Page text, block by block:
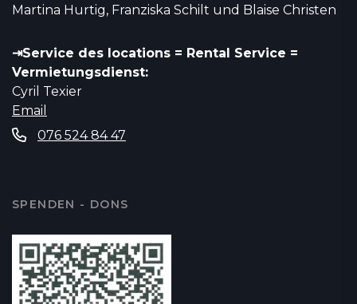
Martina Hurtig, Franziska Schilt und Blaise Christen
⇥Service des locations = Rental Service =
Vermietungsdienst:
Cyril Texier
Email
076 524 84 47
SPENDEN - DONS